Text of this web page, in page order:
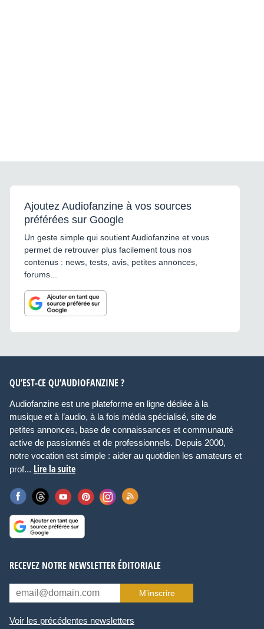
Ajoutez Audiofanzine à vos sources
préférées sur Google
Un geste simple qui soutient Audiofanzine et vous
permet de retrouver plus facilement tous nos
contenus : news, tests, avis, petites annonces,
forums...
QU’EST-CE QU’AUDIOFANZINE ?
Audiofanzine est une plateforme en ligne dédiée à la
musique et à l’audio, à la fois média spécialisé, site de
petites annonces, base de connaissances et communauté
active de passionnés et de professionnels. Depuis 2000,
notre vocation est simple : aider au quotidien les amateurs et
prof... Lire la suite
RECEVEZ NOTRE NEWSLETTER ÉDITORIALE
M’inscrire
Voir les précédentes newsletters